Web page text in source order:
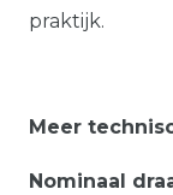
praktijk.
Meer
Nominaal